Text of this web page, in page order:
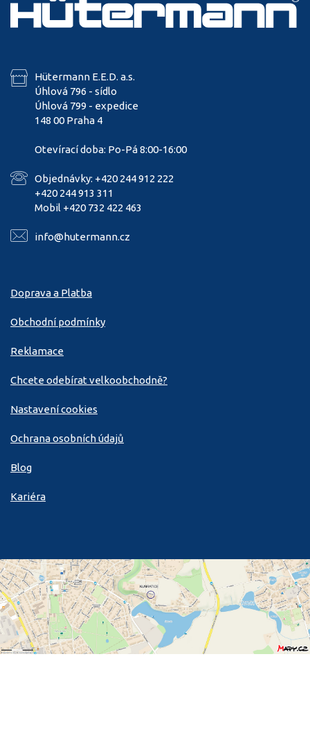
Hütermann E.E.D. a.s.
Úhlová 796 - sídlo
Úhlová 799 - expedice
148 00 Praha 4
Otevírací doba: Po-Pá 8:00-16:00
Objednávky: +420 244 912 222
+420 244 913 311
Mobil +420 732 422 463
info@hutermann.cz
Doprava a Platba
Obchodní podmínky
Reklamace
Chcete odebírat velkoobchodně?
Nastavení cookies
Ochrana osobních údajů
Blog
Kariéra